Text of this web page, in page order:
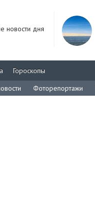
новости дня
Гороскопы
Фоторепортажи